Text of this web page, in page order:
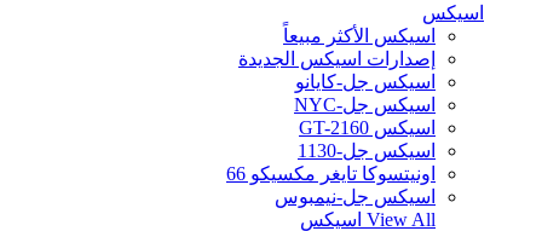
اسيكس
اسيكس الأكثر مبيعاً
إصدارات اسيكس الجديدة
اسيكس جل-كايانو
اسيكس جل-NYC
اسيكس GT-2160
اسيكس جل-1130
اونيتسوكا تايغر مكسيكو 66
اسيكس جل-نيمبوس
View All اسيكس